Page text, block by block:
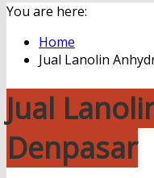
You are here:
Home
Jual Lanolin
Jual
Denpasar